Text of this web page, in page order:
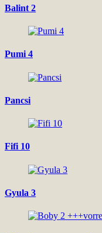
Balint 2
Pumi 4
Pancsi
Fifi 10
Gyula 3